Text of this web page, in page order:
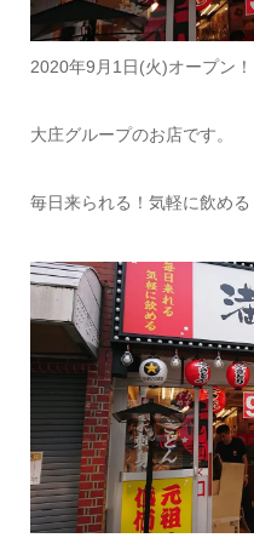
2020年9月1日(火)オープン！
大庄グループのお店です。
毎日来られる！気軽に飲め